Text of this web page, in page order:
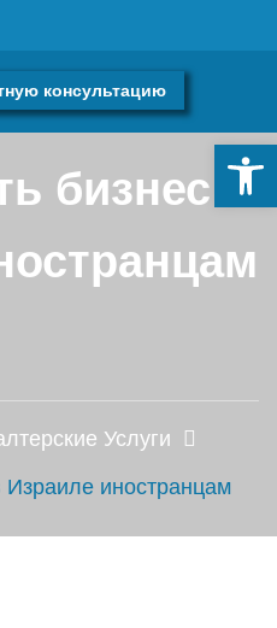
консультацию
бизнес в
Услуги
Израиле иностранцам